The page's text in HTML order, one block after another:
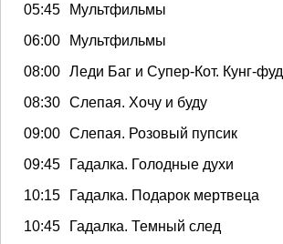
05:45
Мультфильмы
06:00
Мультфильмы
08:00 Леди Баг и Супер-Кот. Кунг-фуд
08:30 Слепая. Хочу и буду
09:00 Слепая. Розовый пупсик
09:45
Гадалка. Голодные духи
10:15
Гадалка. Подарок мертвеца
10:45
Гадалка. Темный след